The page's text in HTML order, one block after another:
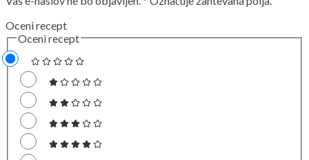
Oceni recept
Oceni recept